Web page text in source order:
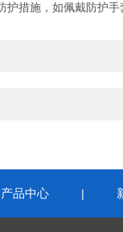
措施，如佩戴防护手
产品中心 |